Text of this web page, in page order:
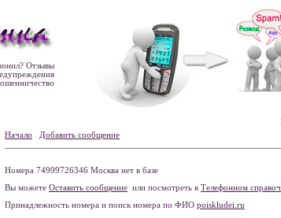
Отзывы
Начало
Добавить сообщение
Номера 74999726346 Москва нет в базе
Вы можете Оставить сообщение или посмотреть в Телефонном
Принадлежность номера и поиск номера по ФИО poiskludei.ru